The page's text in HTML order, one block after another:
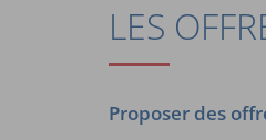
LES
Proposer des